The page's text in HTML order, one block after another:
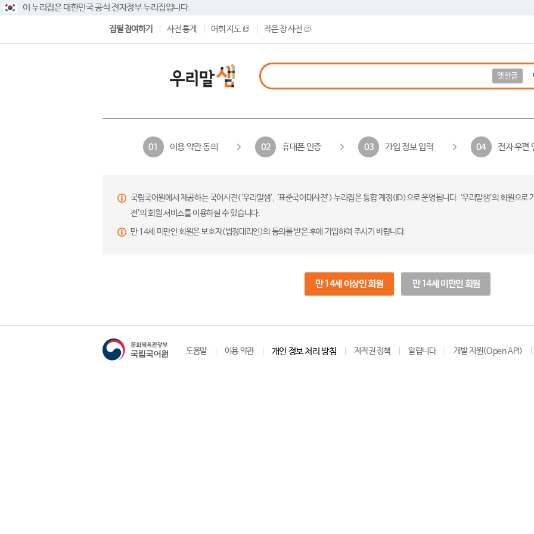
이 누리집은 대한민국 공식 전자정부 누리집입니다.
집필 참여하기 사전 통계 어휘 지도 작은 창 사전
옛한글
01 이용 약관 동의 02 휴대폰 인증 03 가입 정보 입력 04 전자 우편
국립국어원에서 제공하는 국어사전(‘우리말샘’, ‘표준국어대사전’) 누리집은 통합 계정(ID)으로 운영됩니다. ‘우리말샘’의 회원으
전’의 회원 서비스를 이용하실 수 있습니다.
만 14세 미만인 회원은 보호자(법정대리인)의 동의를 받은 후에 가입하여 주시기 바랍니다.
만 14세 이상인 회원 만 14세 미만인 회원
도움말 이용 약관 개인 정보 처리 방침 저작권 정책 알립니다 개발 지원(Open API)